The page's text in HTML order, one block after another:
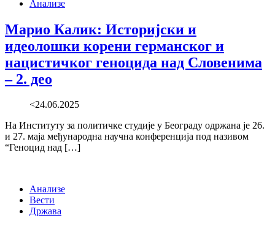
Анализе
Марио Калик: Историјски и
идеолошки корени германског и
нацистичког геноцида над Словенима
– 2. део
<24.06.2025
На Институту за политичке студије у Београду одржана је 26.
и 27. маја међународна научна конференција под називом
“Геноцид над […]
Анализе
Вести
Држава